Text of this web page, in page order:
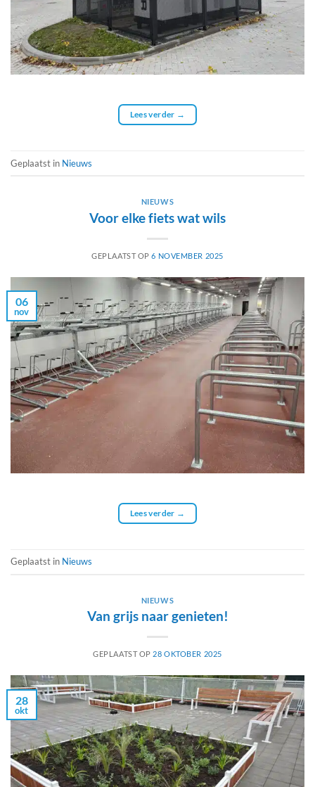
Lees verder →
Geplaatst in Nieuws
NIEUWS
Voor elke fiets wat wils
GEPLAATST OP6 NOVEMBER 2025
06
nov
Lees verder →
Geplaatst in Nieuws
NIEUWS
Van grijs naar genieten!
GEPLAATST OP 28 OKTOBER 2025
28
okt